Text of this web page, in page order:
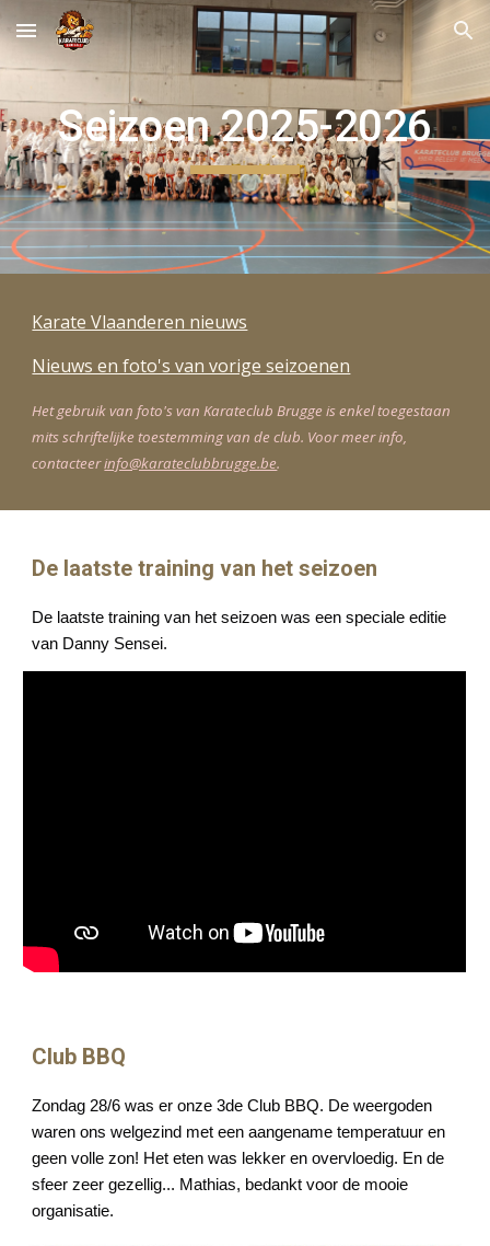
Skip to main content Skip to navigation
Seizoen 2025-2026
Karate Vlaanderen nieuws
Nieuws en foto's van vorige seizoenen
Het gebruik van foto's van Karateclub Brugge is enkel toegestaan
mits schriftelijke toestemming van de club. Voor meer info,
contacteerinfo@karateclubbrugge.be.
De laatste training van het seizoen
De laatste training van het seizoen was een speciale editie
van Danny Sensei.
Club BBQ
Zondag 28/6 was er onze 3de Club BBQ. De weergoden
waren ons welgezind met een aangename temperatuur en
geen volle zon! Het eten was lekker en overvloedig. En de
sfeer zeer gezellig... Mathias, bedankt voor de mooie
organisatie.